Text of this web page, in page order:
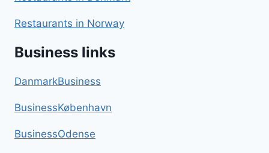
Restaurants in Norway
Business links
DanmarkBusiness
BusinessKøbenhavn
BusinessOdense